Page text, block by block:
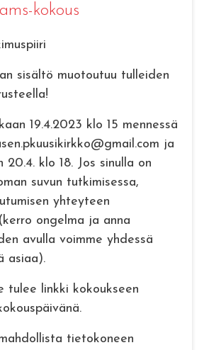
kokous
sisältö muotoutuu tulleiden
19.4.2023 klo 15 mennessä
ja
20.4. klo 18. Jos sinulla on
suvun tutkimisessa,
yhteyteen
ongelma ja anna
avulla voimme yhdessä
asiaa).
tulee linkki kokoukseen
tietokoneen